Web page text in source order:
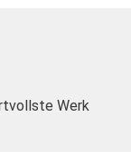
Werk